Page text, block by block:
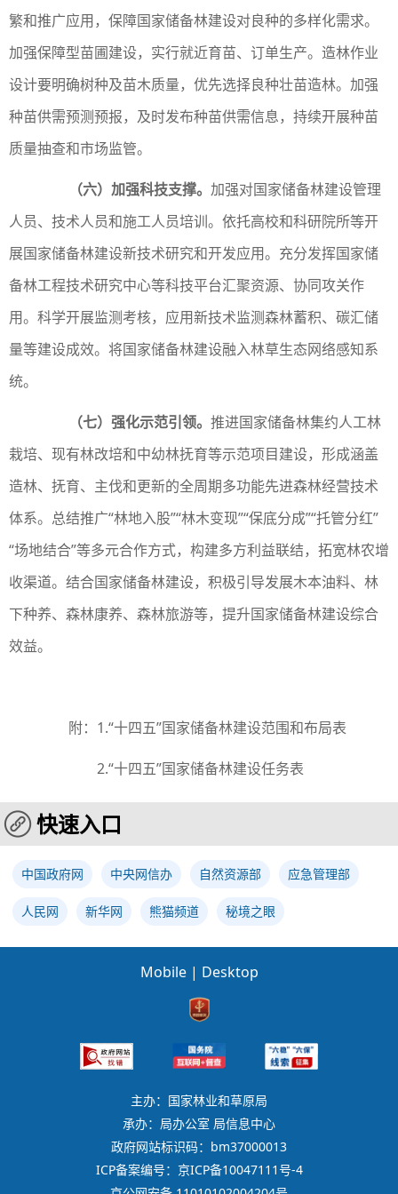
繁和推广应用，保障国家储备林建设对良种的多样化需求。
加强保障型苗圃建设，实行就近育苗、订单生产。造林作业
设计要明确树种及苗木质量，优先选择良种壮苗造林。加强
种苗供需预测预报，及时发布种苗供需信息，持续开展种苗
质量抽查和市场监管。
（六）加强科技支撑。 加强对国家储备林建设管理
人员、技术人员和施工人员培训。依托高校和科研院所等开
展国家储备林建设新技术研究和开发应用。充分发挥国家储
备林工程技术研究中心等科技平台汇聚资源、协同攻关作
用。科学开展监测考核，应用新技术监测森林蓄积、碳汇储
量等建设成效。将国家储备林建设融入林草生态网络感知系
统。
（七）强化示范引领。 推进国家储备林集约人工林
栽培、现有林改培和中幼林抚育等示范项目建设，形成涵盖
造林、抚育、主伐和更新的全周期多功能先进森林经营技术
体系。总结推广“林地入股”“林木变现”“保底分成”“托管分红”
“场地结合”等多元合作方式，构建多方利益联结，拓宽林农增
收渠道。结合国家储备林建设，积极引导发展木本油料、林
下种养、森林康养、森林旅游等，提升国家储备林建设综合
效益。
附：1.“十四五”国家储备林建设范围和布局表
2.“十四五”国家储备林建设任务表
快速入口
中国政府网 中央网信办 自然资源部 应急管理部
人民网 新华网 熊猫频道 秘境之眼
Mobile | Desktop
主办：国家林业和草原局
承办：局办公室 局信息中心
政府网站标识码：bm37000013
ICP备案编号：京ICP备10047111号-4